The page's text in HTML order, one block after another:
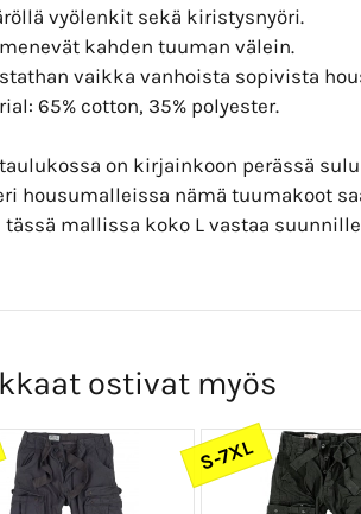
vyölenkit sekä kiristysnyöri.
kahden tuuman välein.
vaikka vanhoista sopivista
65% cotton, 35% polyester.
on kirjainkoon perässä
housumalleissa nämä tuumakoot
tässä mallissa koko L vastaa
ostivat myös
S-7XL